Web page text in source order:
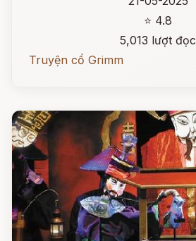
⭐ 4.8
5,013 lượt đọc
Truyện cổ Grimm